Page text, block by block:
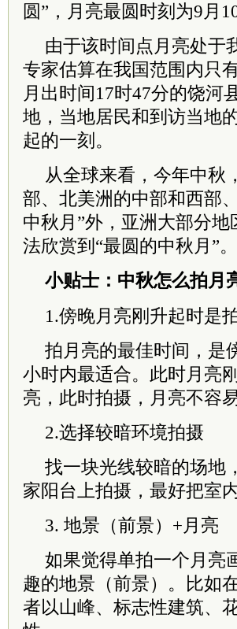
圆”，月亮最圆时刻为9月
由于该时间点月亮处于
专家估算在我国范围内只
月出时间17时47分的饶河
地，当地居民和到访当地
起的一刻。
从全球来看，今年中秋
部、北美洲的中部和西部
中秋月”外，亚洲大部分
法欣赏到“最圆的中秋月”。
小贴士：中秋怎么拍月
1.傍晚月亮刚升起时是
拍月亮的最佳时间，是
小时内最适合。此时月亮
亮，此时拍摄，月亮不容
2.选择较暗环境拍摄
找一块光线较暗的场地
家阳台上拍摄，最好把室
3. 地景（前景）+月亮
如果觉得单拍一个月亮
趣的地景（前景）。比如
者以山峰、标志性建筑、